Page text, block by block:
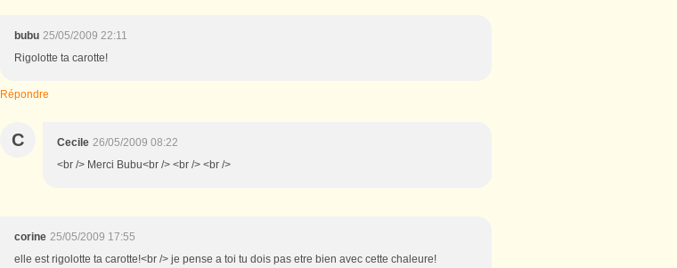
bubu 25/05/2009 22:11
Rigolotte ta carotte!
Répondre
C Cecile 26/05/2009 08:22
<br /> Merci Bubu<br /> <br /> <br />
corine 25/05/2009 17:55
elle est rigolotte ta carotte!<br /> je pense a toi tu dois pas etre bien avec cette chaleure!